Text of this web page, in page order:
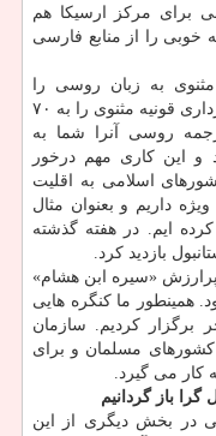
برای مركز ارسیكا هم
خوبی را از منابع فارسی
به زبان روسی را
شایسته تقدیر دانست و اظهار داشت: شهرداری قونیه مثنوی را به ۷۰
روسی آنرا شما به
و این كاری مهم درخور
اسلامی به اقلیت
داریم و بعنوان مثال
ایم. در هفته گذشته
بازدید كرد.
«سیره ابن هشام»
همینطور ما كنگره هایی
برگزار كردیم. سازمان
كشورهای مسلمان و برای
كار می گیرد.
باز گردانیم
در بخش دیگری از این